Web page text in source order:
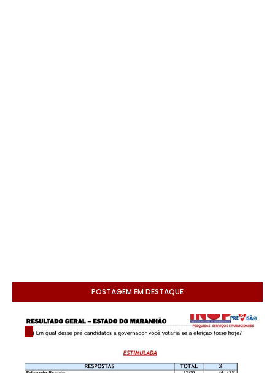
POSTAGEM EM DESTAQUE